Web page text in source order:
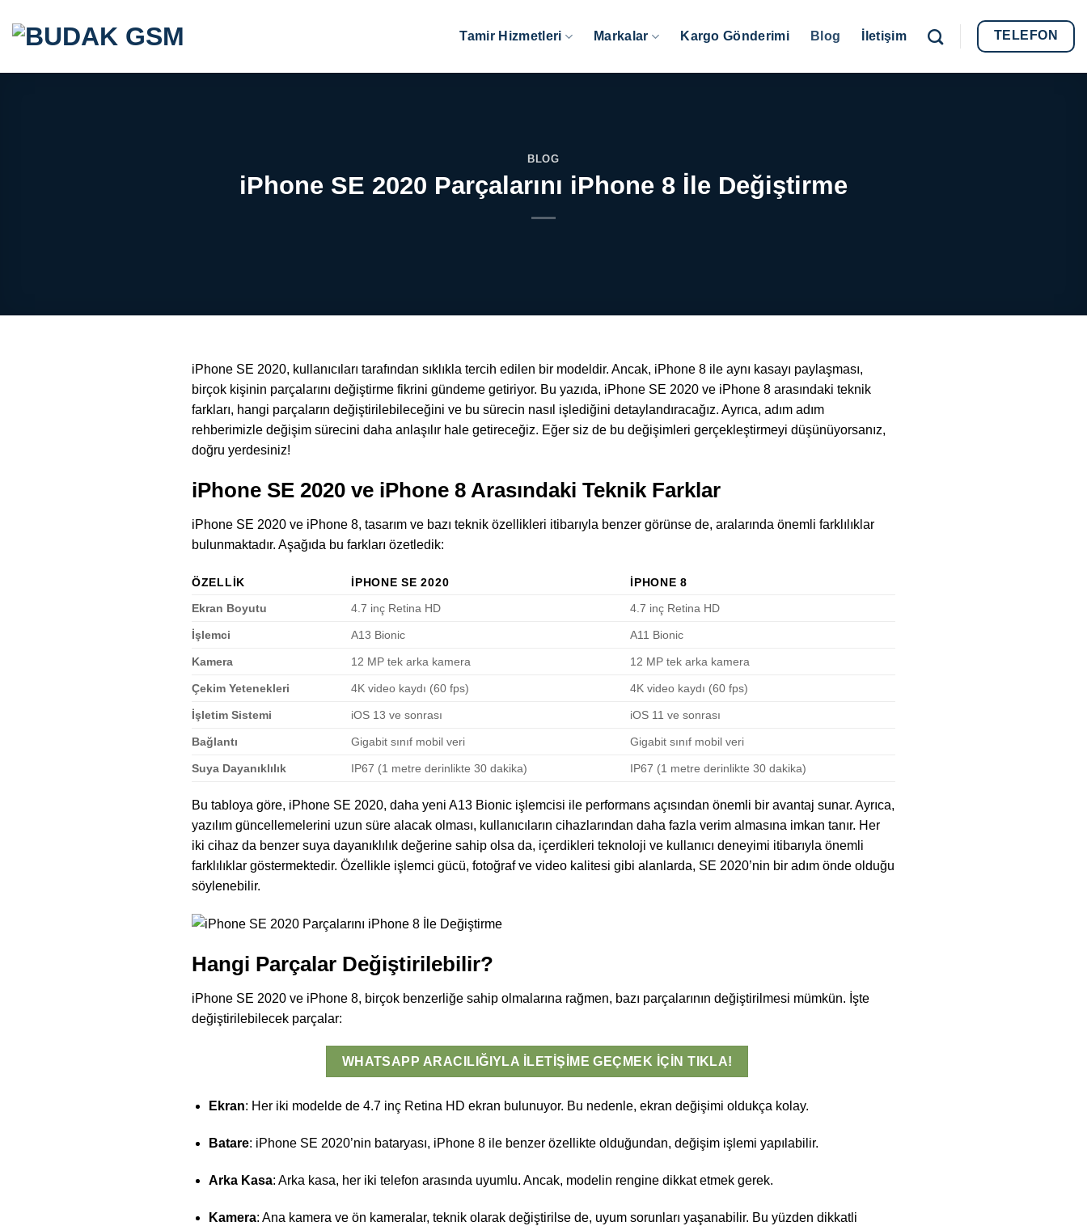
content
Tamir Hizmetleri Markalar Kargo Gönderimi Blog İletişim TELEFON
BLOG
iPhone SE 2020 Parçalarını iPhone 8 İle Değiştirme
iPhone SE 2020, kullanıcıları tarafından sıklıkla tercih edilen bir modeldir. Ancak, iPhone 8 ile aynı kasayı paylaşması,
birçok kişinin parçalarını değiştirme fikrini gündeme getiriyor. Bu yazıda, iPhone SE 2020 ve iPhone 8 arasındaki teknik
farkları, hangi parçaların değiştirilebileceğini ve bu sürecin nasıl işlediğini detaylandıracağız. Ayrıca, adım adım
rehberimizle değişim sürecini daha anlaşılır hale getireceğiz. Eğer siz de bu değişimleri gerçekleştirmeyi düşünüyorsanız,
doğru yerdesiniz!
iPhone SE 2020 ve iPhone 8 Arasındaki Teknik Farklar
iPhone SE 2020 ve iPhone 8, tasarım ve bazı teknik özellikleri itibarıyla benzer görünse de, aralarında önemli farklılıklar
bulunmaktadır. Aşağıda bu farkları özetledik:
ÖZELLIK IPHONE SE 2020
IPHONE 8
Ekran Boyutu
4.7 inç Retina HD 4.7 inç Retina HD
İşlemci A13 Bionic A11 Bionic
Kamera 12 MP tek arka kamera 12 MP tek arka kamera
Çekim Yetenekleri 4K video kaydı (60 fps) 4K video kaydı (60 fps)
İşletim Sistemi iOS 13 ve sonrası iOS 11 ve sonrası
Bağlantı Gigabit sınıf mobil veri Gigabit sınıf mobil veri
Suya Dayanıklılık IP67 (1 metre derinlikte 30 dakika) IP67 (1 metre derinlikte 30 dakika)
Bu tabloya göre, iPhone SE 2020, daha yeni A13 Bionic işlemcisi ile performans açısından önemli bir avantaj sunar. Ayrıca,
yazılım güncellemelerini uzun süre alacak olması, kullanıcıların cihazlarından daha fazla verim almasına imkan tanır. Her
iki cihaz da benzer suya dayanıklılık değerine sahip olsa da, içerdikleri teknoloji ve kullanıcı deneyimi itibarıyla önemli
farklılıklar göstermektedir. Özellikle işlemci gücü, fotoğraf ve video kalitesi gibi alanlarda, SE 2020’nin bir adım önde olduğu
söylenebilir.
Hangi Parçalar Değiştirilebilir?
iPhone SE 2020 ve iPhone 8, birçok benzerliğe sahip olmalarına rağmen, bazı parçalarının değiştirilmesi mümkün. İşte
değiştirilebilecek parçalar:
WHATSAPP ARACILIĞIYLA İLETIŞIME GEÇMEK İÇIN TIKLA!
Ekran: Her iki modelde de 4.7 inç Retina HD ekran bulunuyor. Bu nedenle, ekran değişimi oldukça kolay.
Batare: iPhone SE 2020’nin bataryası, iPhone 8 ile benzer özellikte olduğundan, değişim işlemi yapılabilir.
Arka Kasa: Arka kasa, her iki telefon arasında uyumlu. Ancak, modelin rengine dikkat etmek gerek.
Kamera: Ana kamera ve ön kameralar, teknik olarak değiştirilse de, uyum sorunları yaşanabilir. Bu yüzden dikkatli